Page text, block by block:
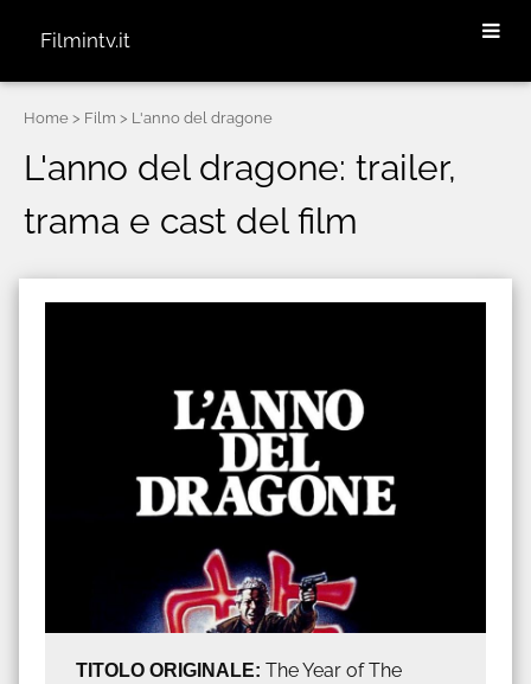
Filmintv.it
Home > Film > L'anno del dragone
L'anno del dragone: trailer,
trama e cast del film
TITOLO ORIGINALE: The Year of The